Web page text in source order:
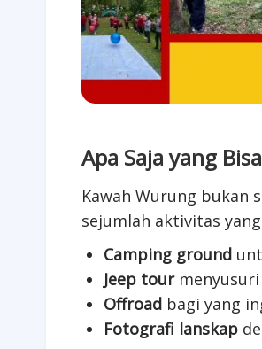
Apa Saja yang
Kawah Wurung bukan
sejumlah aktivitas
Camping ground
Jeep tourmenyusuri
Offroad bagi yang
Fotografi lanskap